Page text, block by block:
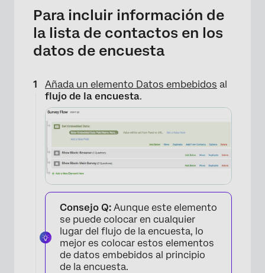
×
Para incluir información de
la lista de contactos en los
datos de encuesta
Añada un elemento Datos embebidos al
flujo de la encuesta.
Consejo Q: Aunque este elemento
se puede colocar en cualquier
lugar del flujo de la encuesta, lo
mejor es colocar estos elementos
de datos embebidos al principio
de la encuesta.